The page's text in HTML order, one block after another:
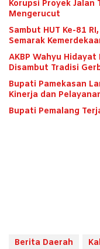
Korupsi Proyek
Mengerucut
Sambut HUT Ke-81
Semarak
AKBP Wahyu Hidayat
Disambut Tradisi
Bupati Pamekasan
Kinerja dan
Bupati Pemalang
Berita Daerah